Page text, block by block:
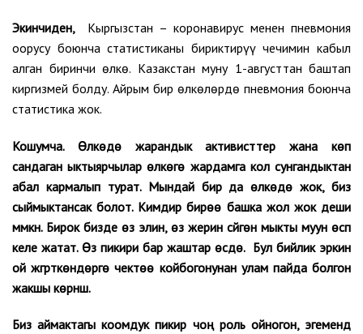
Экинчиден,
Кыргызстан – коронавирус менен пневмония
оорусу боюнча статистиканы бириктирүү чечимин кабыл
алган биринчи өлкө. Казакстан муну 1-августтан баштап
киргизмей болду. Айрым бир өлкөлөрдө пневмония боюнча
статистика жок.
Кошумча. Өлкөдө жарандык активисттер жана көп
сандаган ыктыярчылар өлкөгө жардамга кол сунгандыктан
абал кармалып турат. Мындай бир да өлкөдө жок, биз
сыймыктансак болот. Кимдир бирөө башка жол жок деши
мүмкүн. Бирок бизде өз элин, өз жерин сүйгөн мыкты муун өсүп
келе жатат. Өз пикири бар жаштар өсүүдө. Бул бийлик эркин
ой жүгүрткөндөргө чектөө койбогонунан улам пайда болгон
жакшы көрүнүш.
Биз аймактагы коомдук пикир чоң роль ойногон, эгемендүү